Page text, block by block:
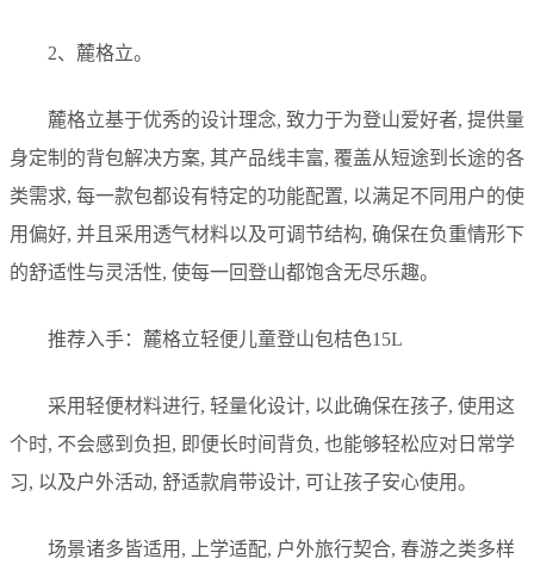
2、麓格立。
麓格立基于优秀的设计理念, 致力于为登山爱好者, 提供量
身定制的背包解决方案, 其产品线丰富, 覆盖从短途到长途的各
类需求, 每一款包都设有特定的功能配置, 以满足不同用户的使
用偏好, 并且采用透气材料以及可调节结构, 确保在负重情形下
的舒适性与灵活性, 使每一回登山都饱含无尽乐趣。
推荐入手：麓格立轻便儿童登山包桔色15L
采用轻便材料进行, 轻量化设计, 以此确保在孩子, 使用这
个时, 不会感到负担, 即便长时间背负, 也能够轻松应对日常学
习, 以及户外活动, 舒适款肩带设计, 可让孩子安心使用。
场景诸多皆适用, 上学适配, 户外旅行契合, 春游之类多样